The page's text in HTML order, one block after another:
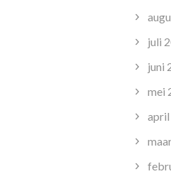
juli
juni
mei